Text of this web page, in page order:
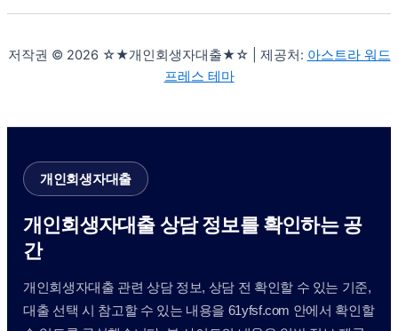
저작권 © 2026 ☆★개인회생자대출★☆ | 제공처: 아스트라 워드
프레스 테마
개인회생자대출
개인회생자대출 상담 정보를 확인하는 공
간
개인회생자대출 관련 상담 정보, 상담 전 확인할 수 있는 기준,
대출 선택 시 참고할 수 있는 내용을 61yfsf.com 안에서 확인할